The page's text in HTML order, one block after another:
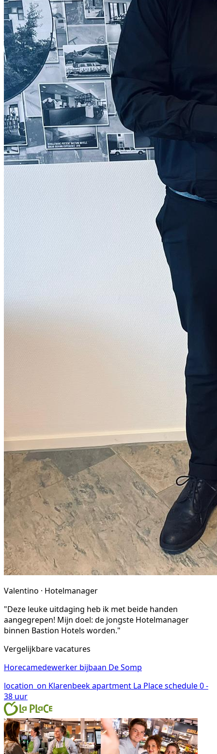
Valentino · Hotelmanager
"Deze leuke uitdaging heb ik met beide handen
aangegrepen! Mijn doel: de jongste Hotelmanager
binnen Bastion Hotels worden."
Vergelijkbare vacatures
Horecamedewerker bijbaan De Somp
location_on Klarenbeekapartment La Placeschedule0 -
38 uur